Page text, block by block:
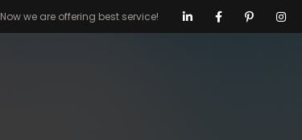
Now we are offering best service!